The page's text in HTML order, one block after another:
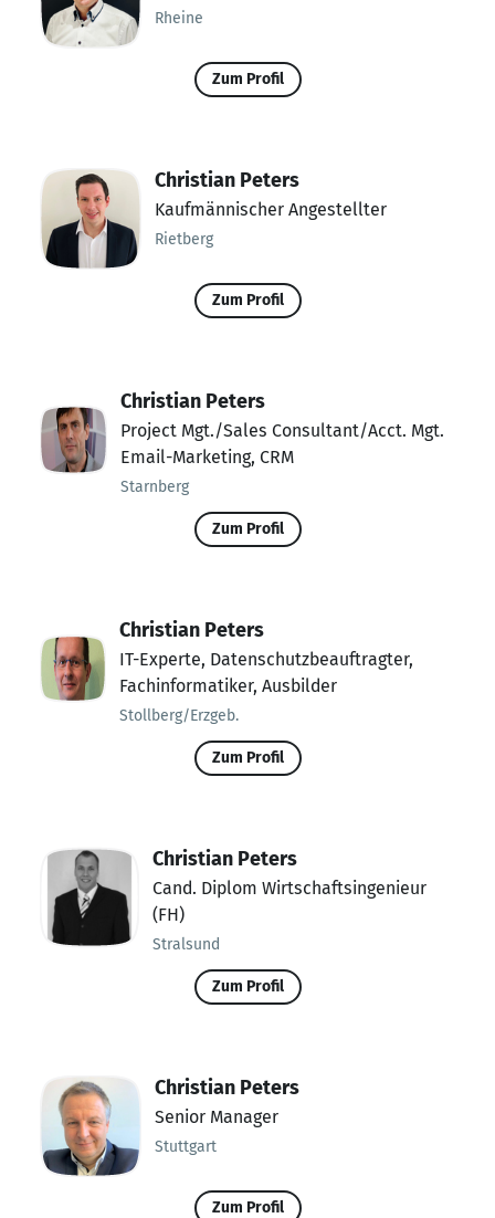
Rheine
Zum Profil
Christian Peters
Kaufmännischer Angestellter
Rietberg
Zum Profil
Christian Peters
Project Mgt./Sales Consultant/Acct. Mgt.
Email-Marketing, CRM
Starnberg
Zum Profil
Christian Peters
IT-Experte, Datenschutzbeauftragter,
Fachinformatiker, Ausbilder
Stollberg/Erzgeb.
Zum Profil
Christian Peters
Cand. Diplom Wirtschaftsingenieur
(FH)
Stralsund
Zum Profil
Christian Peters
Senior Manager
Stuttgart
Zum Profil